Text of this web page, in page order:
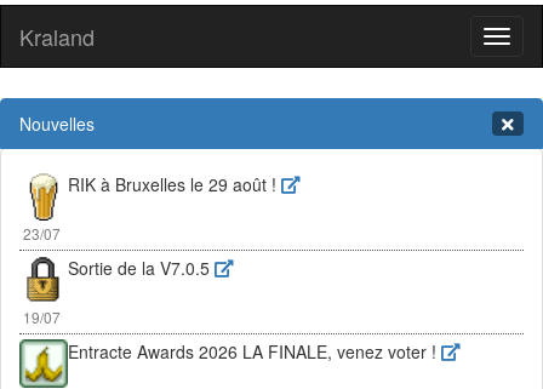
Kraland
Nouvelles
23/07
RIK à Bruxelles le 29 août !
19/07
Sortie de la V7.0.5
Entracte Awards 2026 LA FINALE, venez voter !